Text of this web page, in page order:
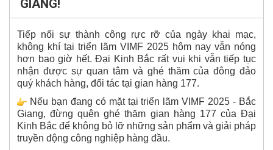
GIANG!
Tiếp nối sự thành công rực rỡ của ngày khai mạc,
không khí tại triển lãm VIMF 2025 hôm nay vẫn nóng
hơn bao giờ hết. Đại Kinh Bắc rất vui khi vẫn tiếp tục
nhận được sự quan tâm và ghé thăm của đông đảo
quý khách hàng, đối tác tại gian hàng 177.
Nếu bạn đang có mặt tại triển lãm VIMF 2025 - Bắc
Giang, đừng quên ghé thăm gian hàng 177 của Đại
Kinh Bắc để không bỏ lỡ những sản phẩm và giải pháp
truyền động công nghiệp hàng đầu.